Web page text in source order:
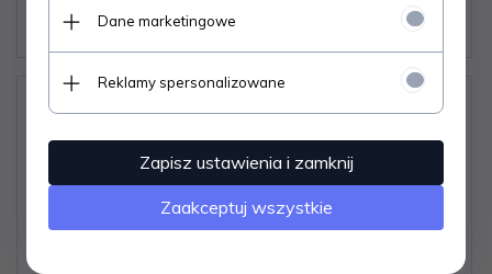
6,06 PLN
Dane marketingowe
Reklamy spersonalizowane
Zapisz ustawienia i zamknij
Zaakceptuj wszystkie